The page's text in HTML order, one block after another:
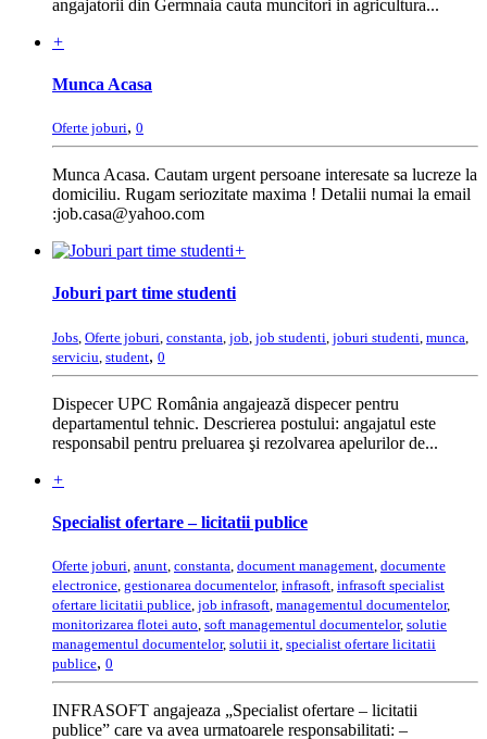
angajatorii din Germnaia cauta muncitori in agricultura...
+
Munca Acasa
Oferte joburi, 0
Munca Acasa. Cautam urgent persoane interesate sa lucreze la
domiciliu. Rugam seriozitate maxima ! Detalii numai la email
:job.casa@yahoo.com
+
Joburi part time studenti
Jobs Oferte joburi constanta job job studenti joburi studenti munca
serviciu student, 0
Dispecer UPC România angajează dispecer pentru
departamentul tehnic. Descrierea postului: angajatul este
responsabil pentru preluarea şi rezolvarea apelurilor de...
+
Specialist ofertare – licitatii publice
Oferte joburi, anunt, constanta, document management, documente
electronice, gestionarea documentelor, infrasoft, infrasoft specialist
ofertare licitatii publice, job infrasoft, managementul documentelor,
monitorizarea flotei auto, soft managementul documentelor, solutie
managementul documentelor, solutii it, specialist ofertare licitatii
publice, 0
INFRASOFT angajeaza „Specialist ofertare – licitatii
publice” care va avea urmatoarele responsabilitati: –